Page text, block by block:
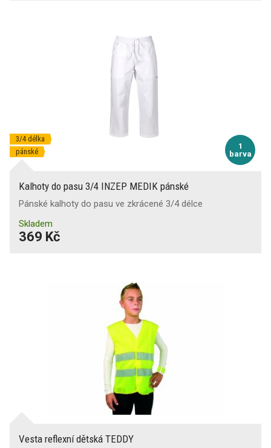
1
barva
3/4 délka
pánské
Kalhoty do pasu 3/4 INZEP MEDIK pánské
Pánské kalhoty do pasu ve zkrácené 3/4 délce
Skladem
369 Kč
Vesta reflexní dětská TEDDY